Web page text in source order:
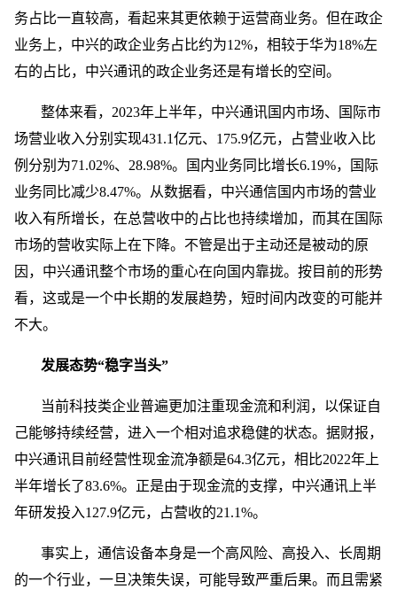
务占比一直较高，看起来其更依赖于运营商业务。但在政企
业务上，中兴的政企业务占比约为12%，相较于华为18%左
右的占比，中兴通讯的政企业务还是有增长的空间。
整体来看，2023年上半年，中兴通讯国内市场、国际市
场营业收入分别实现431.1亿元、175.9亿元，占营业收入比
例分别为71.02%、28.98%。国内业务同比增长6.19%，国际
业务同比减少8.47%。从数据看，中兴通信国内市场的营业
收入有所增长，在总营收中的占比也持续增加，而其在国际
市场的营收实际上在下降。不管是出于主动还是被动的原
因，中兴通讯整个市场的重心在向国内靠拢。按目前的形势
看，这或是一个中长期的发展趋势，短时间内改变的可能并
不大。
发展态势“稳字当头”
当前科技类企业普遍更加注重现金流和利润，以保证自
己能够持续经营，进入一个相对追求稳健的状态。据财报，
中兴通讯目前经营性现金流净额是64.3亿元，相比2022年上
半年增长了83.6%。正是由于现金流的支撑，中兴通讯上半
年研发投入127.9亿元，占营收的21.1%。
事实上，通信设备本身是一个高风险、高投入、长周期
的一个行业，一旦决策失误，可能导致严重后果。而且需紧